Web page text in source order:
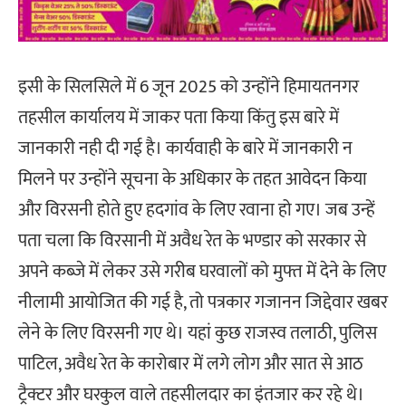
इसी के सिलसिले में 6 जून 2025 को उन्होंने हिमायतनगर
तहसील कार्यालय में जाकर पता किया किंतु इस बारे में
जानकारी नही दी गई है। कार्यवाही के बारे में जानकारी न
मिलने पर उन्होंने सूचना के अधिकार के तहत आवेदन किया
और विरसनी होते हुए हदगांव के लिए रवाना हो गए। जब ​​उन्हें
पता चला कि विरसानी में अवैध रेत के भण्डार को सरकार से
अपने कब्जे में लेकर उसे गरीब घरवालों को मुफ्त में देने के लिए
नीलामी आयोजित की गई है, तो पत्रकार गजानन जिद्देवार खबर
लेने के लिए विरसनी गए थे। यहां कुछ राजस्व तलाठी, पुलिस
पाटिल, अवैध रेत के कारोबार में लगे लोग और सात से आठ
ट्रैक्टर और घरकुल वाले तहसीलदार का इंतजार कर रहे थे।